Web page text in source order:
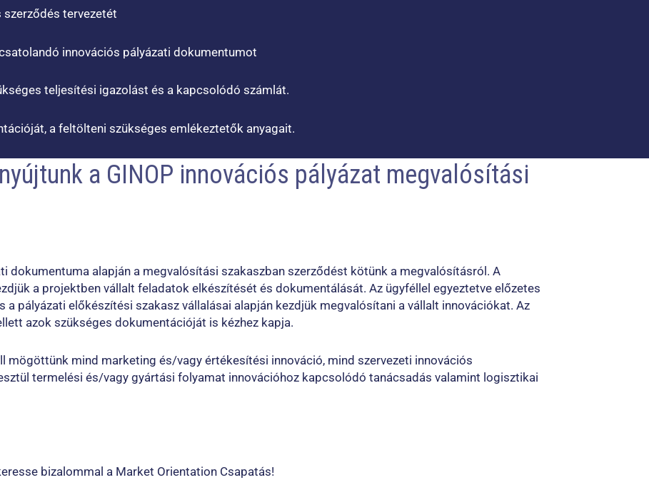
tervezetét
innovációs pályázati dokumentumot
teljesítési igazolást és a kapcsolódó számlát.
a feltölteni szükséges emlékeztetők anyagait.
a GINOP innovációs pályázat megvalósítási
dokumentuma alapján a megvalósítási szakaszban szerződést kötünk a megvalósításról. A
a projektben vállalt feladatok elkészítését és dokumentálását. Az ügyféllel egyeztetve előzetes
a pályázati előkészítési szakasz vállalásai alapján kezdjük megvalósítani a vállalt innovációkat. Az
azok szükséges dokumentációját is kézhez kapja.
mögöttünk mind marketing és/vagy értékesítési innováció, mind szervezeti innovációs
termelési és/vagy gyártási folyamat innovációhoz kapcsolódó tanácsadás valamint logisztikai
bizalommal a Market Orientation Csapatás!